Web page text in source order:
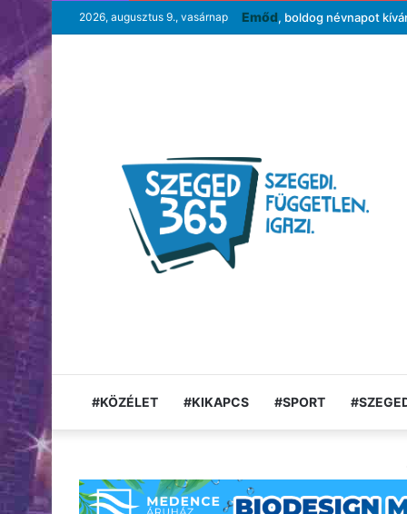
2026, augusztus 9., vasárnap Emőd, boldog névnapot
#KÖZÉLET #KIKAPCS #SPORT